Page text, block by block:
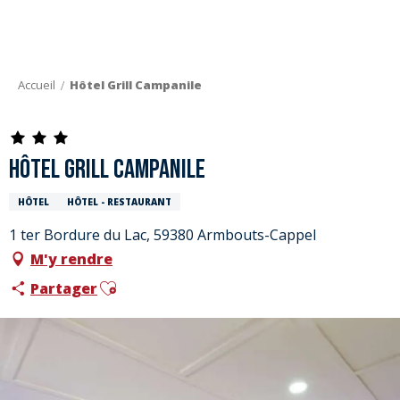
Accueil Hôtel Grill Campanile
Hôtel Grill Campanile
HÔTEL HÔTEL - RESTAURANT
1 ter Bordure du Lac, 59380 Armbouts-Cappel
M'y rendre
PartagerAjouter aux favoris